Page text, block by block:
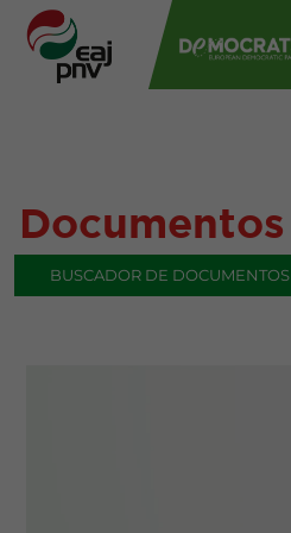
Documentos
BUSCADOR DE DOCUMENTOS